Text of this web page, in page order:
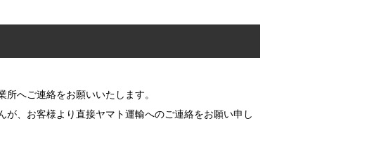
へご連絡をお願いいたします。
、お客様より直接ヤマト運輸へのご連絡をお願い申し